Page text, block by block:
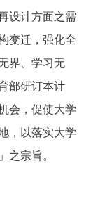
设计方面之需
变迁，强化全
界、学习无
部研订本计
会，促使大学
，以落实大学
之宗旨。